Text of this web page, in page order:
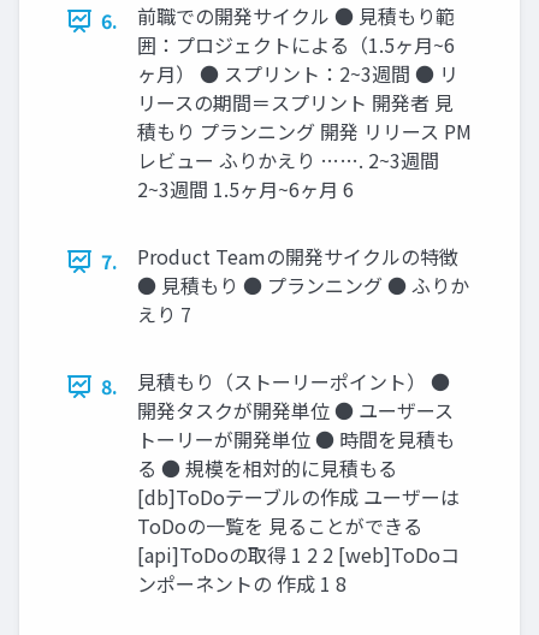
6.
前職での開発サイクル ● 見積もり範
囲：プロジェクトによる（1.5ヶ月~6
ヶ月） ● スプリント：2~3週間 ● リ
リースの期間＝スプリント 開発者 見
積もり プランニング 開発 リリース PM
レビュー ふりかえり ……. 2~3週間
2~3週間 1.5ヶ月~6ヶ月 6
7.
Product Teamの開発サイクルの特徴
● 見積もり ● プランニング ● ふりか
えり 7
8.
見積もり（ストーリーポイント） ●
開発タスクが開発単位 ● ユーザース
トーリーが開発単位 ● 時間を見積も
る ● 規模を相対的に見積もる
[db]ToDoテーブルの作成 ユーザーは
ToDoの一覧を 見ることができる
[api]ToDoの取得 1 2 2 [web]ToDoコ
ンポーネントの 作成 1 8